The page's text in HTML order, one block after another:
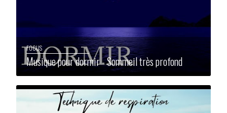
FOCUS
Musique pour dormir - Sommeil très profond